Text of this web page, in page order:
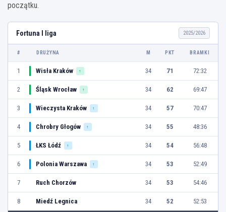
początku.
Fortuna I liga 2025/2026
# DRUŻYNA M PKT BRAMKI
1 Wisła Kraków ↑ 34 71 72:32
2 Śląsk Wrocław ↑ 34 62 69:47
3 Wieczysta Kraków ↑ 34 57 70:47
4 Chrobry Głogów ↑ 34 55 48:36
5 ŁKS Łódź ↑ 34 54 56:48
6 Polonia Warszawa ↑ 34 53 52:49
7 Ruch Chorzów 34 53 54:46
8 Miedź Legnica 34 52 52:53